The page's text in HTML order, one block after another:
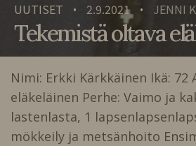
UUTISET • 2.9.2021 • JENNI
Tekemistä oltava
Nimi: Erkki Kärkkäinen Ikä: 72
eläkeläinen Perhe: Vaimo ja
lastenlasta, 1
mökkeily ja metsänhoito